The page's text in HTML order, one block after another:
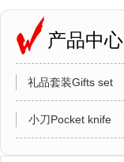
产品中心
礼品套装Gifts set
小刀Pocket knife